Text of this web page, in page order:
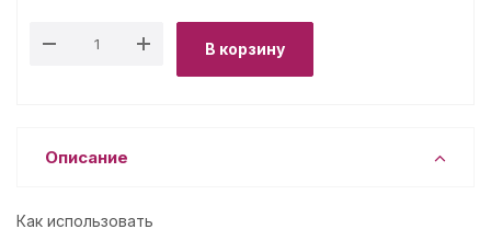
В корзину
Описание
Как использовать